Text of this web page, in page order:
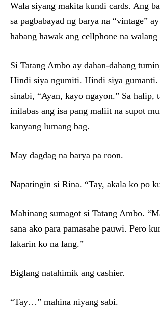
Wala siyang makita kundi cards. Ang
sa pagbabayad ng barya na “vintage”
habang hawak ang cellphone na
Si Tatang Ambo ay dahan-dahang
Hindi siya ngumiti. Hindi siya
sinabi, “Ayan, kayo ngayon.” Sa halip,
inilabas ang isa pang maliit na supot
kanyang lumang bag.
May dagdag na barya pa roon.
Napatingin si Rina. “Tay, akala ko po
Mahinang sumagot si Tatang Ambo.
sana ako para pamasahe pauwi. Pero
lakarin ko na lang.”
Biglang natahimik ang cashier.
“Tay…” mahina niyang sabi.